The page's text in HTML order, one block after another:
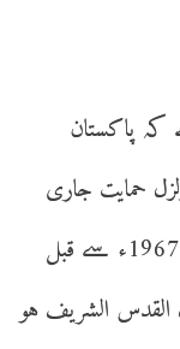
کہ پاکستان
حمایت جاری
رکھے گا، فلسطینی ریاست جس کی بنیاد 1967ء سے قبل
الشریف ہو